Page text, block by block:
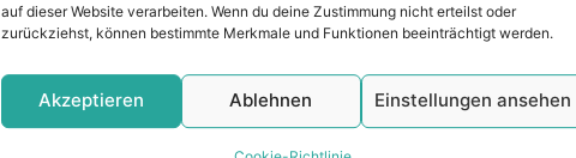
auf dieser Website verarbeiten. Wenn du deine Zustimmung nicht erteilst oder
zurückziehst, können bestimmte Merkmale und Funktionen beeinträchtigt werden.
Akzeptieren Ablehnen Einstellungen ansehen